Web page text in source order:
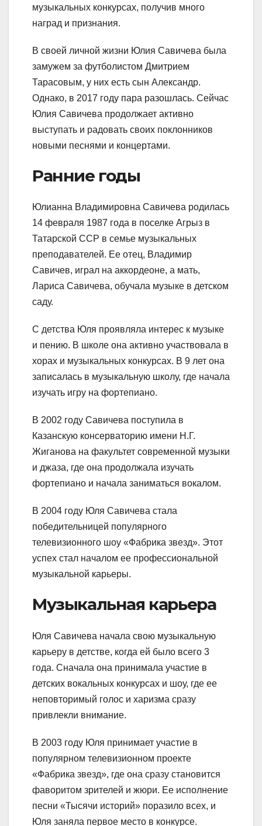
музыкальных конкурсах, получив много
наград и признания.
В своей личной жизни Юлия Савичева была
замужем за футболистом Дмитрием
Тарасовым, у них есть сын Александр.
Однако, в 2017 году пара разошлась. Сейчас
Юлия Савичева продолжает активно
выступать и радовать своих поклонников
новыми песнями и концертами.
Ранние годы
Юлианна Владимировна Савичева родилась
14 февраля 1987 года в поселке Агрыз в
Татарской ССР в семье музыкальных
преподавателей. Ее отец, Владимир
Савичев, играл на аккордеоне, а мать,
Лариса Савичева, обучала музыке в детском
саду.
С детства Юля проявляла интерес к музыке
и пению. В школе она активно участвовала в
хорах и музыкальных конкурсах. В 9 лет она
записалась в музыкальную школу, где начала
изучать игру на фортепиано.
В 2002 году Савичева поступила в
Казанскую консерваторию имени Н.Г.
Жиганова на факультет современной музыки
и джаза, где она продолжала изучать
фортепиано и начала заниматься вокалом.
В 2004 году Юля Савичева стала
победительницей популярного
телевизионного шоу «Фабрика звезд». Этот
успех стал началом ее профессиональной
музыкальной карьеры.
Музыкальная карьера
Юля Савичева начала свою музыкальную
карьеру в детстве, когда ей было всего 3
года. Сначала она принимала участие в
детских вокальных конкурсах и шоу, где ее
неповторимый голос и харизма сразу
привлекли внимание.
В 2003 году Юля принимает участие в
популярном телевизионном проекте
«Фабрика звезд», где она сразу становится
фаворитом зрителей и жюри. Ее исполнение
песни «Тысячи историй» поразило всех, и
Юля заняла первое место в конкурсе.